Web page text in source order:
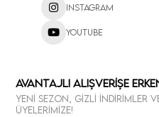
Instagram
Youtube
Avantajlı Alışverişe
Yeni sezon, gizli indirimler
üyelerimize!